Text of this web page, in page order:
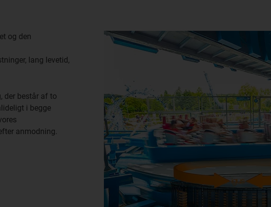
og den
lang levetid,
der består af to
i begge
anmodning.